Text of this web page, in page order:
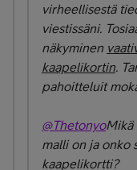
virheellisestä
viestissäni.
näkyminen
kaapelikortin.
pahoitteluit
@ThetonyoMikä
malli on ja onko
kaapelikortti?